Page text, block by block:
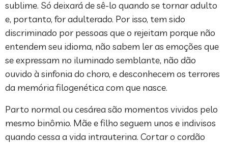
sublime. Só deixará de sê-lo quando se tornar adulto
e, portanto, for adulterado. Por isso, tem sido
discriminado por pessoas que o rejeitam porque não
entendem seu idioma, não sabem ler as emoções que
se expressam no iluminado semblante, não dão
ouvido à sinfonia do choro, e desconhecem os terrores
da memória filogenética com que nasce.
Parto normal ou cesárea são momentos vividos pelo
mesmo binômio. Mãe e filho seguem unos e indivisos
quando cessa a vida intrauterina. Cortar o cordão